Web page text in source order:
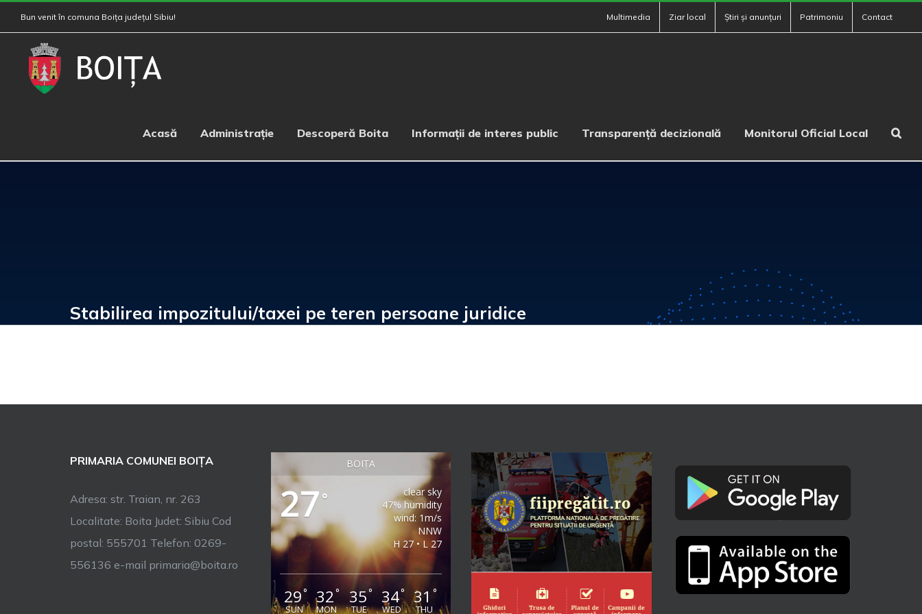
to
content
Bun venit în comuna Boița județul Sibiu! Multimedia Ziar local Știri și anunțuri Patrimoniu Contact
Acasă Administrație Descoperă Boita Informații de interes public Transparență decizională Monitorul Oficial Local
Stabilirea impozitului/taxei pe teren persoane juridice
PRIMARIA COMUNEI BOIȚA
Adresa: str. Traian, nr. 263
Localitate: Boita Judet: Sibiu Cod
postal: 555701 Telefon: 0269-
556136 e-mail primaria@boita.ro
BOIȚA
27°
clear sky
47% humidity
wind: 1m/s
NNW
H 27 • L 27
29°
SUN
32°
MON
35°
TUE
34°
WED
31 °
THU